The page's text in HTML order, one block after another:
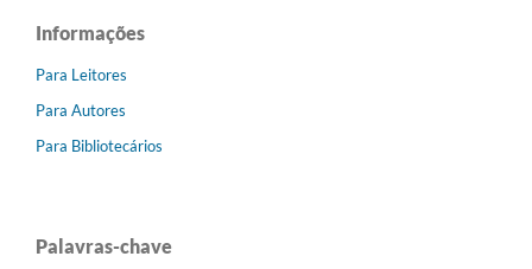
Informações
Para Leitores
Para Autores
Para Bibliotecários
Palavras-chave